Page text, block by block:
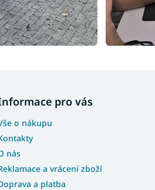
pro vás
o nákupu
nás
a vrácení zboží
a platba